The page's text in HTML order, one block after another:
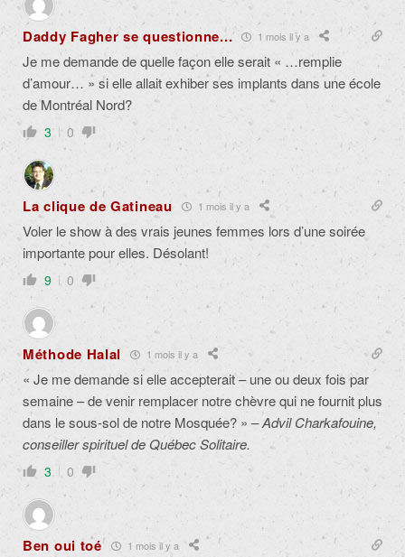
Daddy Fagher se questionne... 1 mois il y a
Je me demande de quelle façon elle serait « …remplie
d’amour… » si elle allait exhiber ses implants dans une école
de Montréal Nord?
3 0
La clique de Gatineau 1 mois il y a
Voler le show à des vrais jeunes femmes lors d’une soirée
importante pour elles. Désolant!
9 0
Méthode Halal 1 mois il y a
« Je me demande si elle accepterait – une ou deux fois par
semaine – de venir remplacer notre chèvre qui ne fournit plus
dans le sous-sol de notre Mosquée? » –Advil Charkafouine,
conseiller spirituel de Québec Solitaire.
3 0
Ben oui toé 1 mois il y a